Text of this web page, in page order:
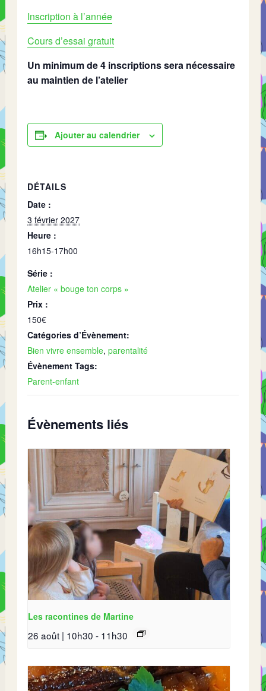
Inscription à l’année
Cours d’essai gratuit
Un minimum de 4 inscriptions sera nécessaire
au maintien de l’atelier
Ajouter au calendrier
DÉTAILS
Date :
3 février 2027
Heure :
16h15-17h00
Série :
Atelier « bouge ton corps »
Prix :
150€
Catégories d’Évènement:
Bien vivre ensemble,parentalité
Évènement Tags:
Parent-enfant
Évènements liés
Les racontines de Martine
26 août | 10h30 - 11h30